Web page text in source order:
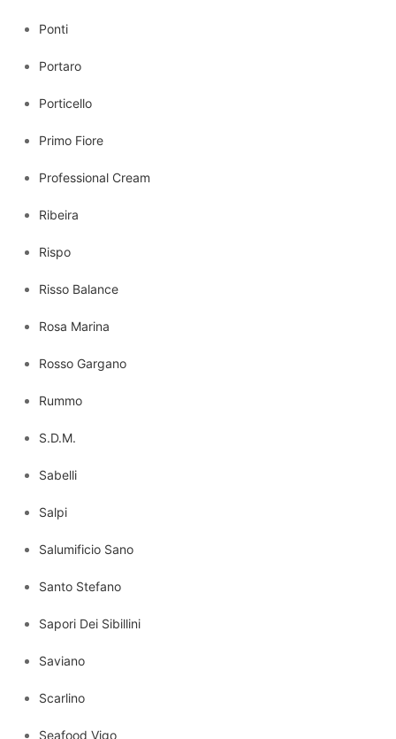
Ponti
Portaro
Porticello
Primo Fiore
Professional Cream
Ribeira
Rispo
Risso Balance
Rosa Marina
Rosso Gargano
Rummo
S.D.M.
Sabelli
Salpi
Salumificio Sano
Santo Stefano
Sapori Dei Sibillini
Saviano
Scarlino
Seafood Vigo